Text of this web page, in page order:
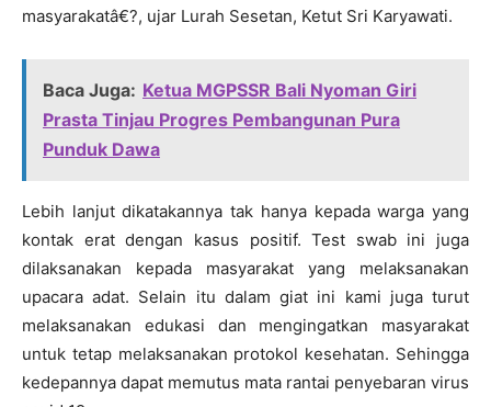
masyarakatâ€?, ujar Lurah Sesetan, Ketut Sri Karyawati.
Baca Juga: Ketua MGPSSR Bali Nyoman Giri
Prasta Tinjau Progres Pembangunan Pura
Punduk Dawa
Lebih lanjut dikatakannya tak hanya kepada warga yang
kontak erat dengan kasus positif. Test swab ini juga
dilaksanakan kepada masyarakat yang melaksanakan
upacara adat. Selain itu dalam giat ini kami juga turut
melaksanakan edukasi dan mengingatkan masyarakat
untuk tetap melaksanakan protokol kesehatan. Sehingga
kedepannya dapat memutus mata rantai penyebaran virus